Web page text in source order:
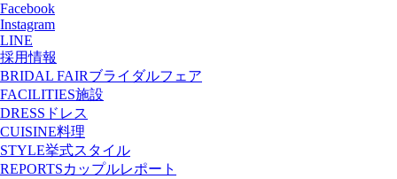
Facebook
Instagram
LINE
採用情報
BRIDAL FAIRブライダルフェア
FACILITIES施設
DRESS ドレス
CUISINE料理
STYLE挙式スタイル
REPORTSカップルレポート